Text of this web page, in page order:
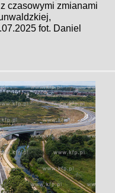
czasowymi zmianami
fot. Daniel